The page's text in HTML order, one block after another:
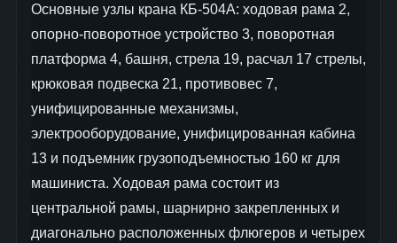
Основные узлы крана КБ-504А: ходовая рама 2,
опорно-поворотное устройство 3, поворотная
платформа 4, башня, стрела 19, расчал 17 стрелы,
крюковая подвеска 21, противовес 7,
унифицированные механизмы,
электрооборудование, унифицированная кабина
13 и подъемник грузоподъемностью 160 кг для
машиниста. Ходовая рама состоит из
центральной рамы, шарнирно закрепленных и
диагонально расположенных флюгеров и четырех